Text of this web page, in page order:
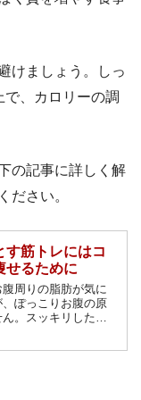
けましょう。しっ
、カロリーの調
の記事に詳しく解
ださい。
す筋トレにはコ
せるために
腹周りの脂肪が気に
ぽっこりお腹の原
。スッキリしたお